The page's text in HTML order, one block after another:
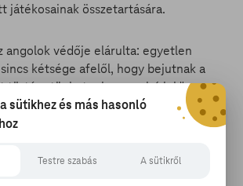
játékosainak összetartására.
angolok védője elárulta: egyetlen
kétsége afelől, hogy bejutnak a
történetünket mi magunk írjuk" -
United játékosa. Hozzátette: a
stáb tagjai is hisznek a
rendelkeznek. Eric Dier, a Tottenham
sütikhez és más hasonló
Testre szabás A sütikről